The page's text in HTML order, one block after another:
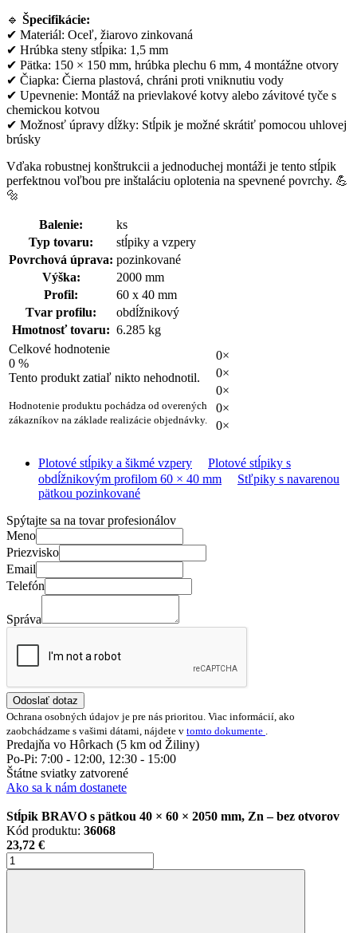
🔹 Špecifikácie:
✔ Materiál: Oceľ, žiarovo zinkovaná
✔ Hrúbka steny stĺpika: 1,5 mm
✔ Pätka: 150 × 150 mm, hrúbka plechu 6 mm, 4 montážne otvory
✔ Čiapka: Čierna plastová, chráni proti vniknutiu vody
✔ Upevnenie: Montáž na prievlakové kotvy alebo závitové tyče s
chemickou kotvou
✔ Možnosť úpravy dĺžky: Stĺpik je možné skrátiť pomocou uhlovej
brúsky
Vďaka robustnej konštrukcii a jednoduchej montáži je tento stĺpik
perfektnou voľbou pre inštaláciu oplotenia na spevnené povrchy. 💪
🔩
Balenie:
ks
Typ tovaru:
stĺpiky a vzpery
Povrchová úprava: pozinkované
Výška:
2000 mm
Profil:
60 x 40 mm
Tvar profilu:
obdĺžnikový
Hmotnosť tovaru: 6.285 kg
Celkové hodnotenie
0 %
Tento produkt zatiaľ nikto nehodnotil.
Hodnotenie produktu pochádza od overených
zákazníkov na základe realizácie objednávky.
0×
0×
0×
0×
0×
Plotové stĺpiky a šikmé vzpery
Plotové stĺpiky s
obdĺžnikovým profilom 60 × 40 mm
Stľpiky s navarenou
pätkou pozinkované
Spýtajte sa na tovar profesionálov
Meno
Priezvisko
Email
Telefón
Správa
Odoslať dotaz
Ochrana osobných údajov je pre nás prioritou. Viac informácií, ako
zaobchádzame s vašimi dátami, nájdete v tomto dokumente
Predajňa vo Hôrkach (5 km od Žiliny)
Po-Pi: 7:00 - 12:00, 12:30 - 15:00
Štátne sviatky zatvorené
Ako sa k nám dostanete
Stĺpik BRAVO s pätkou 40 × 60 × 2050 mm, Zn – bez otvorov
Kód produktu: 36068
23,72 €